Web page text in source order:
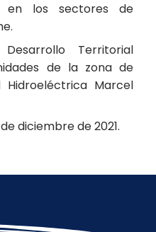
en los sectores de
Territorial
de la zona de
Marcel
diciembre de 2021.